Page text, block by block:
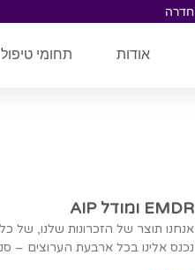
חדרה
אודות תחומי טיפול
EMDR ומודל AIP
אנחנו תוצר של הזכרונות שלנו, של כל
נכנס אלינו בכל ארבעת הערוצים –